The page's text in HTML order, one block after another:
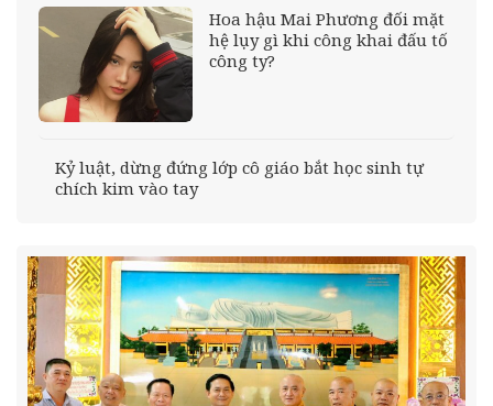
Hoa hậu Mai Phương đối mặt
hệ lụy gì khi công khai đấu tố
công ty?
Kỷ luật, dừng đứng lớp cô giáo bắt học sinh tự
chích kim vào tay